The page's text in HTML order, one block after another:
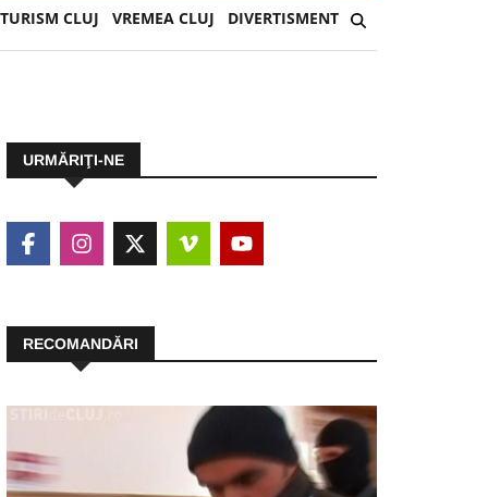
TURISM CLUJ VREMEA CLUJ DIVERTISMENT
URMĂRIŢI-NE
RECOMANDĂRI